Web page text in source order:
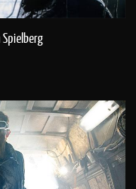
Spielberg